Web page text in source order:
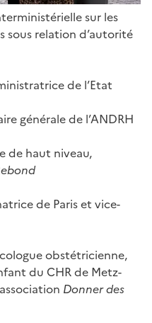
sur les
sous relation d’autorité
de l’Etat
générale de l’ANDRH
de haut niveau,
de Paris et vice-
obstétricienne,
du CHR de Metz-
Donner des